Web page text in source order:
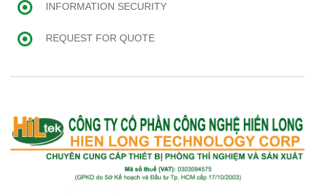
INFORMATION SECURITY
REQUEST FOR QUOTE